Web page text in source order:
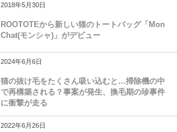
2018年5月30日
ROOTOTEから新しい猫のトートバッグ「Mon
Chat(モンシャ)」がデビュー
2024年6月6日
猫の抜け毛をたくさん吸い込むと…掃除機の中
で再構築される？事案が発生、換毛期の珍事件
に衝撃が走る
2022年6月26日